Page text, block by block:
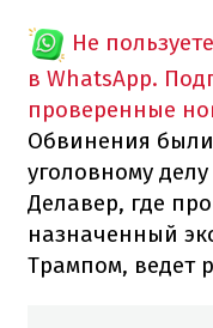
Не
в WhatsApp.
проверенные
Обвинения
уголовному
Делавер, где
назначенный
Трампом, ведет